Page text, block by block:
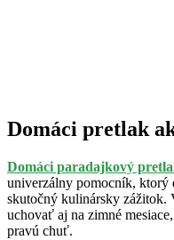
Domáci pretlak
Domáci paradajkový
univerzálny pomocník, ktorý
skutočný kulinársky zážitok.
uchovať aj na zimné
pravú chuť.